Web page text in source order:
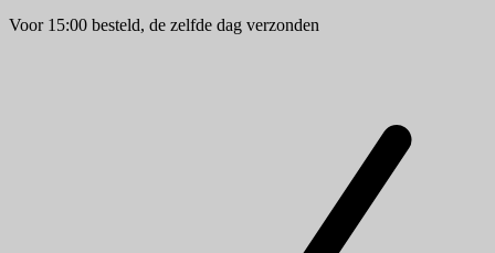
Voor 15:00 besteld, de zelfde dag verzonden